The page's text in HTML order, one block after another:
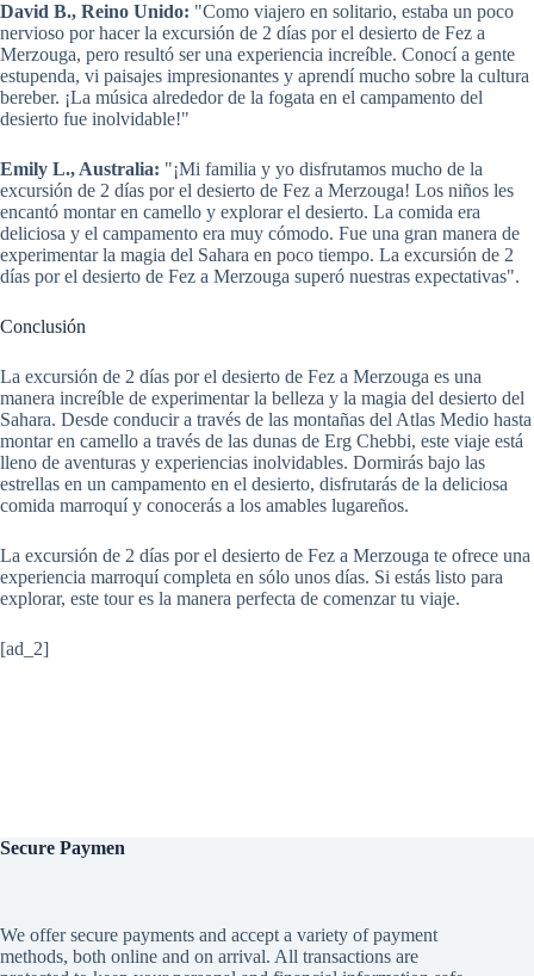
David B., Reino Unido: "Como viajero en solitario, estaba un poco
nervioso por hacer la excursión de 2 días por el desierto de Fez a
Merzouga, pero resultó ser una experiencia increíble. Conocí a gente
estupenda, vi paisajes impresionantes y aprendí mucho sobre la cultura
bereber. ¡La música alrededor de la fogata en el campamento del
desierto fue inolvidable!"
Emily L., Australia: "¡Mi familia y yo disfrutamos mucho de la
excursión de 2 días por el desierto de Fez a Merzouga! Los niños les
encantó montar en camello y explorar el desierto. La comida era
deliciosa y el campamento era muy cómodo. Fue una gran manera de
experimentar la magia del Sahara en poco tiempo. La excursión de 2
días por el desierto de Fez a Merzouga superó nuestras expectativas".
Conclusión
La excursión de 2 días por el desierto de Fez a Merzouga es una
manera increíble de experimentar la belleza y la magia del desierto del
Sahara. Desde conducir a través de las montañas del Atlas Medio hasta
montar en camello a través de las dunas de Erg Chebbi, este viaje está
lleno de aventuras y experiencias inolvidables. Dormirás bajo las
estrellas en un campamento en el desierto, disfrutarás de la deliciosa
comida marroquí y conocerás a los amables lugareños.
La excursión de 2 días por el desierto de Fez a Merzouga te ofrece una
experiencia marroquí completa en sólo unos días. Si estás listo para
explorar, este tour es la manera perfecta de comenzar tu viaje.
[ad_2]
Secure Paymen
We offer secure payments and accept a variety of payment
methods, both online and on arrival. All transactions are